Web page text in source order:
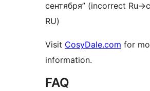
сентября” (incorrect Ru-
RU)
Visit CosyDale.com for
information.
FAQ